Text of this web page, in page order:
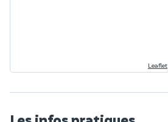
Leaflet